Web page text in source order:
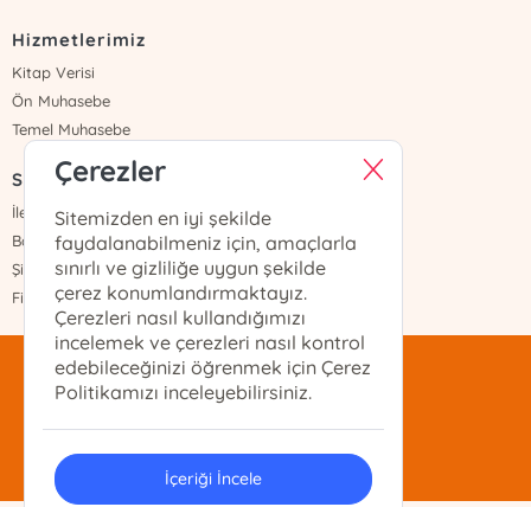
Hizmetlerimiz
Kitap Verisi
Ön Muhasebe
Temel Muhasebe
Sayfalar
İletişim
Banka Hesapları
Şifremi Unuttum
Fiyat Listesi
mentis@mentis.com.tr
(212)-210-74-74
Çerezler
Sitemizden en iyi şekilde
faydalanabilmeniz için, amaçlarla
sınırlı ve gizliliğe uygun şekilde
çerez konumlandırmaktayız.
Çerezleri nasıl kullandığımızı
incelemek ve çerezleri nasıl kontrol
edebileceğinizi öğrenmek için Çerez
Politikamızı inceleyebilirsiniz.
İçeriği İncele